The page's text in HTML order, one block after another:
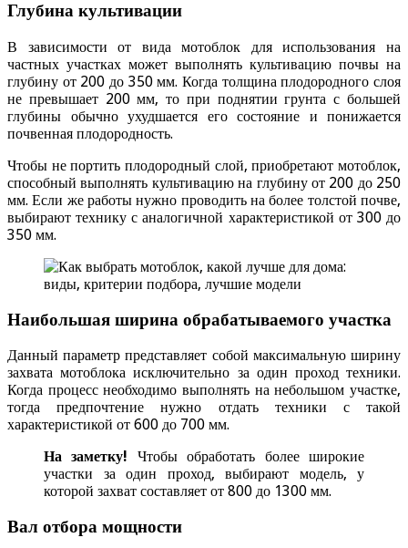
Глубина культивации
В зависимости от вида мотоблок для использования на
частных участках может выполнять культивацию почвы на
глубину от 200 до 350 мм. Когда толщина плодородного слоя
не превышает 200 мм, то при поднятии грунта с большей
глубины обычно ухудшается его состояние и понижается
почвенная плодородность.
Чтобы не портить плодородный слой, приобретают мотоблок,
способный выполнять культивацию на глубину от 200 до 250
мм. Если же работы нужно проводить на более толстой почве,
выбирают технику с аналогичной характеристикой от 300 до
350 мм.
Наибольшая ширина обрабатываемого участка
Данный параметр представляет собой максимальную ширину
захвата мотоблока исключительно за один проход техники.
Когда процесс необходимо выполнять на небольшом участке,
тогда предпочтение нужно отдать техники с такой
характеристикой от 600 до 700 мм.
На заметку! Чтобы обработать более широкие
участки за один проход, выбирают модель, у
которой захват составляет от 800 до 1300 мм.
Вал отбора мощности